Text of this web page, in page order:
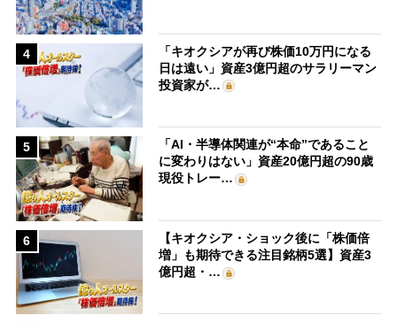
4
「キオクシアが再び株価10万円になる
日は遠い」資産3億円超のサラリーマン
投資家が…
5
「AI・半導体関連が“本命”であること
に変わりはない」資産20億円超の90歳
現役トレー…
6
【キオクシア・ショック後に「株価倍
増」も期待できる注目銘柄5選】資産3
億円超・…